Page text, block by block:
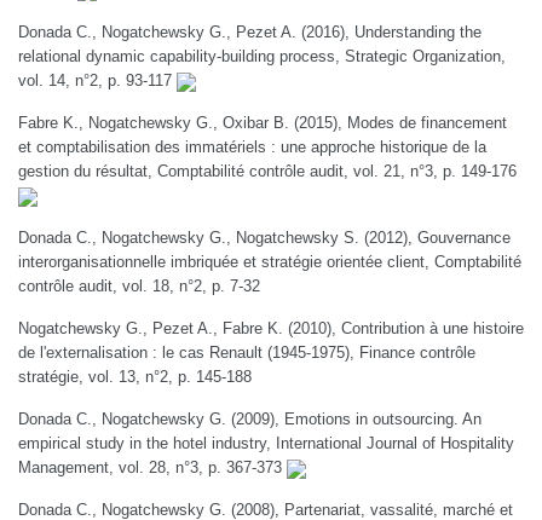
Donada C., Nogatchewsky G., Pezet A. (2016), Understanding the
relational dynamic capability-building process, Strategic Organization,
vol. 14, n°2, p. 93-117
Fabre K., Nogatchewsky G., Oxibar B. (2015), Modes de financement
et comptabilisation des immatériels : une approche historique de la
gestion du résultat, Comptabilité contrôle audit, vol. 21, n°3, p. 149-176
Donada C., Nogatchewsky G., Nogatchewsky S. (2012), Gouvernance
interorganisationnelle imbriquée et stratégie orientée client, Comptabilité
contrôle audit, vol. 18, n°2, p. 7-32
Nogatchewsky G., Pezet A., Fabre K. (2010), Contribution à une histoire
de l'externalisation : le cas Renault (1945-1975), Finance contrôle
stratégie, vol. 13, n°2, p. 145-188
Donada C., Nogatchewsky G. (2009), Emotions in outsourcing. An
empirical study in the hotel industry, International Journal of Hospitality
Management, vol. 28, n°3, p. 367-373
Donada C., Nogatchewsky G. (2008), Partenariat, vassalité, marché et